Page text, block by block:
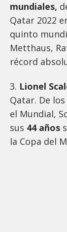
mundiales,
Qatar 2022
quinto
Metthaus,
récord
3. Lionel
Qatar. De los
el Mundial,
sus 44 años
la Copa del